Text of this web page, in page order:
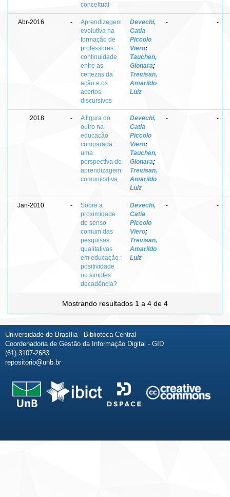
conceitual
Abr-2016 -
Aprendizagem
evolutiva na
formação de
professores :
continuidade
entre as
certezas da
ação e os
acertos
discursivos
Devechi,
Catia
Piccolo
Viero;
Tauchen,
Gionara;
Trevisan,
Amarildo
Luiz
- -
2018 -
A figura do
outro na
educação
comparada :
uma
perspectiva de
aprendizagem
comunicativa
Devechi,
Catia
Piccolo
Viero;
Tauchen,
Gionara;
Trevisan,
Amarildo
Luiz
- -
Jan-2010 -
Sobre a
proximidade
do senso
comum das
pesquisas
qualitativas
em educação :
positividade
ou simples
decadência?
Devechi,
Catia
Piccolo
Viero;
Trevisan,
Amarildo
Luiz
- -
Mostrando resultados 1 a 4 de 4
Universidade de Brasília - Biblioteca Central
Coordenadoria de Gestão da Informação Digital - GID
(61) 3107-2683
repositorio@unb.br